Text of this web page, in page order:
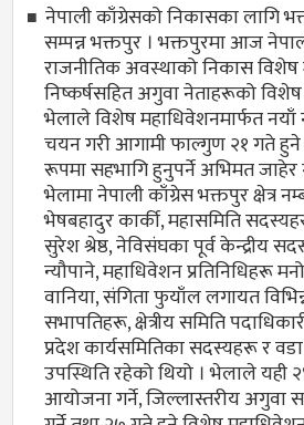
नेपाली काँग्रेसको निकासका लागि
सम्पन्न भक्तपुर । भक्तपुरमा आज
राजनीतिक अवस्थाको निकास
निष्कर्षसहित अगुवा नेताहरूको
भेलाले विशेष महाधिवेशनमार्फत नयाँ
चयन गरी आगामी फाल्गुण २१ गते हुने
रूपमा सहभागि हुनुपर्ने अभिमत जाहेर
भेलामा नेपाली काँग्रेस भक्तपुर क्षेत्र
भेषबहादुर कार्की, महासमिति
सुरेश श्रेष्ठ, नेविसंघका पूर्व केन्द्रीय
न्यौपाने, महाधिवेशन प्रतिनिधिहरू
वानिया, संगिता फुयाँल लगायत
सभापतिहरू, क्षेत्रीय समिति
प्रदेश कार्यसमितिका सदस्यहरू र
उपस्थिति रहेको थियो । भेलाले यही
आयोजना गर्ने, जिल्लास्तरीय अगुवा